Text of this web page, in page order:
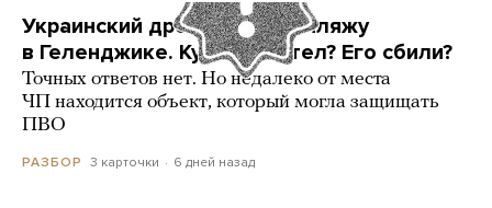
Украинский дрон попал по пляжу
в Геленджике. Куда он летел? Его сбили?
Точных ответов нет. Но недалеко от места
ЧП находится объект, который могла защищать
ПВО
РАЗБОР 3 карточки 6 дней назад